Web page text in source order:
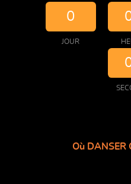
0
JOUR
Où DANSER